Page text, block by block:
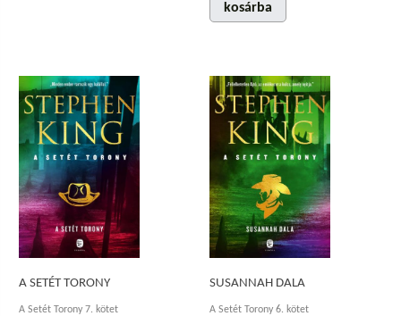
kosárba
A SETÉT TORONY
A Setét Torony 7. kötet
SUSANNAH DALA
A Setét Torony 6. kötet